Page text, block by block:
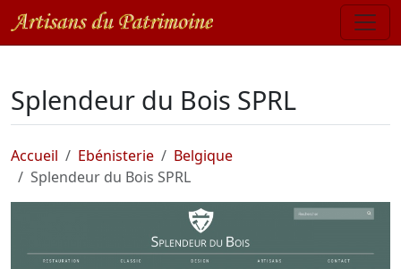
Splendeur du Bois SPRL
Accueil Ebénisterie
Belgique
Splendeur du Bois SPRL